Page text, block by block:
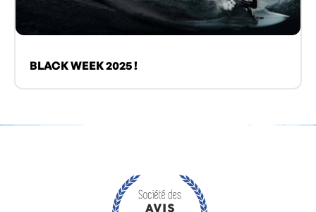
BLACK WEEK 2025 !